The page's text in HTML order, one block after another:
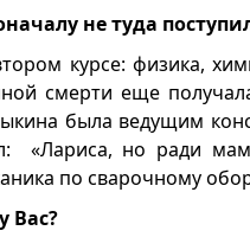
не туда
курсе: физика,
смерти еще
была ведущим
«Лариса, но ради
по сварочному
Вас?